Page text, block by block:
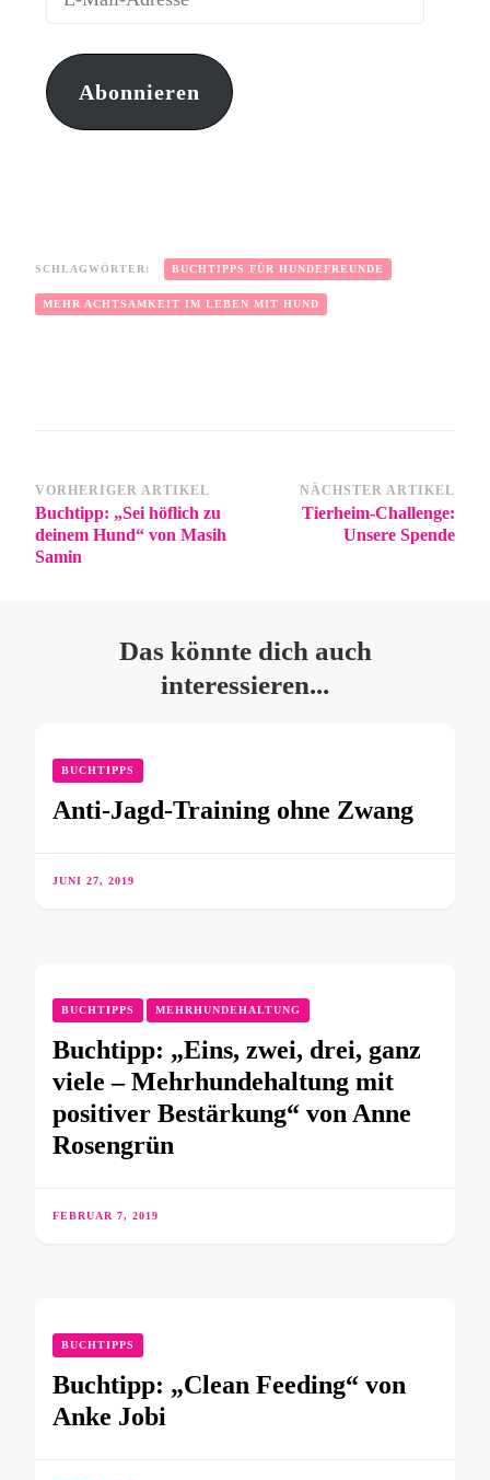
Abonnieren
SCHLAGWÖRTER: BUCHTIPPS FÜR HUNDEFREUNDE
MEHR ACHTSAMKEIT IM LEBEN MIT HUND
VORHERIGER ARTIKEL
Buchtipp: „Sei höflich zu
deinem Hund“ von Masih
Samin
NÄCHSTER ARTIKEL
Tierheim-Challenge:
Unsere Spende
Das könnte dich auch
interessieren...
BUCHTIPPS
Anti-Jagd-Training ohne Zwang
JUNI 27, 2019
BUCHTIPPS MEHRHUNDEHALTUNG
Buchtipp: „Eins, zwei, drei, ganz
viele – Mehrhundehaltung mit
positiver Bestärkung“ von Anne
Rosengrün
FEBRUAR 7, 2019
BUCHTIPPS
Buchtipp: „Clean Feeding“ von
Anke Jobi